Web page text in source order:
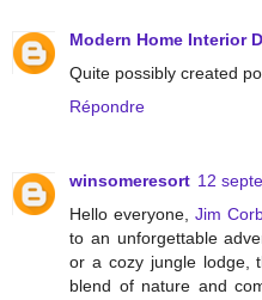
Modern Home Interior
Quite possibly created
Répondre
winsomeresort 12
Hello everyone, Jim
to an unforgettable
or a cozy jungle lodge,
blend of nature and